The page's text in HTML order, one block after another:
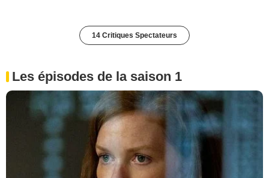
14 Critiques Spectateurs
Les épisodes de la saison 1